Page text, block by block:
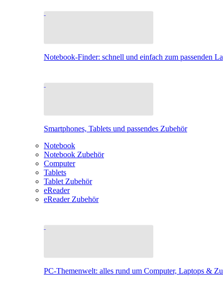
Notebook-Finder: schnell und einfach zum passenden
Smartphones, Tablets und passendes Zubehör
Notebook
Notebook Zubehör
Computer
Tablets
Tablet Zubehör
eReader
eReader Zubehör
PC-Themenwelt: alles rund um Computer, Laptops &